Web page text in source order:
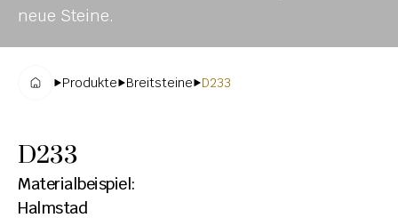
G
DOWNLOADS
DENKMALE
MAGRADO
KOLUMBARIEN
BREITSTEINE
neue Steine.
Produkte Breitsteine D233
D233
Materialbeispiel:
Halmstad